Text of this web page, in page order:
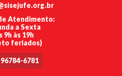
Atendimento:
a Sexta
9h às 19h
feriados)
6781